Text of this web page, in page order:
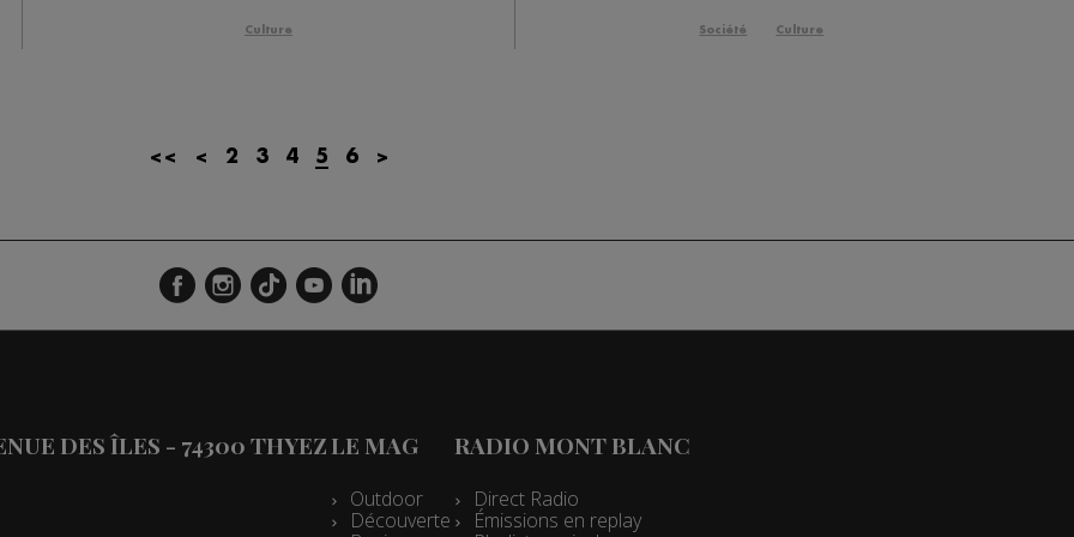
Culture Société Culture
<< < 2 3 4 5 6 >
DES ÎLES - 74300 THYEZLE MAG
Outdoor
Découverte
RADIO MONT BLANC
Direct Radio
Émissions en replay